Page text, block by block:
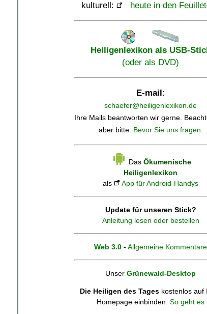
kulturell:
heute in den
Heiligenlexikon als USB-
(oder als DVD)
E-mail:
schaefer@heiligenlexikon.de
Ihre Mails beantworten wir gerne.
aber bitte: Bevor Sie uns fragen.
Das Ökumenische
Heiligenlexikon
als
App für Android-Handys
Update für unseren Stick?
Anleitung lesen oder bestellen
Web 3.0 - Allgemeine Kommentare
Unser Grünewald-Desktop
Die Heiligen des Tages kostenlos auf
Homepage einbinden: So geht es